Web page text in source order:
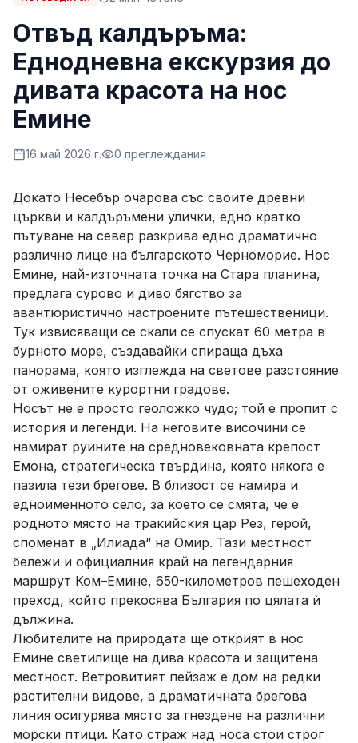
Отвъд калдъръма:
Еднодневна екскурзия до
дивата красота на нос
Емине
16 май 2026 г. 0 преглеждания
Докато Несебър очарова със своите древни
църкви и калдъръмени улички, едно кратко
пътуване на север разкрива едно драматично
различно лице на българското Черноморие. Нос
Емине, най-източната точка на Стара планина,
предлага сурово и диво бягство за
авантюристично настроените пътешественици.
Тук извисяващи се скали се спускат 60 метра в
бурното море, създавайки спираща дъха
панорама, която изглежда на светове разстояние
от оживените курортни градове.
Носът не е просто геоложко чудо; той е пропит с
история и легенди. На неговите височини се
намират руините на средновековната крепост
Емона, стратегическа твърдина, която някога е
пазила тези брегове. В близост се намира и
едноименното село, за което се смята, че е
родното място на тракийския цар Рез, герой,
споменат в „Илиада“ на Омир. Тази местност
бележи и официалния край на легендарния
маршрут Ком–Емине, 650-километров пешеходен
преход, който прекосява България по цялата ѝ
дължина.
Любителите на природата ще открият в нос
Емине светилище на дива красота и защитена
местност. Ветровитият пейзаж е дом на редки
растителни видове, а драматичната брегова
линия осигурява място за гнездене на различни
морски птици. Като страж над носа стои строг